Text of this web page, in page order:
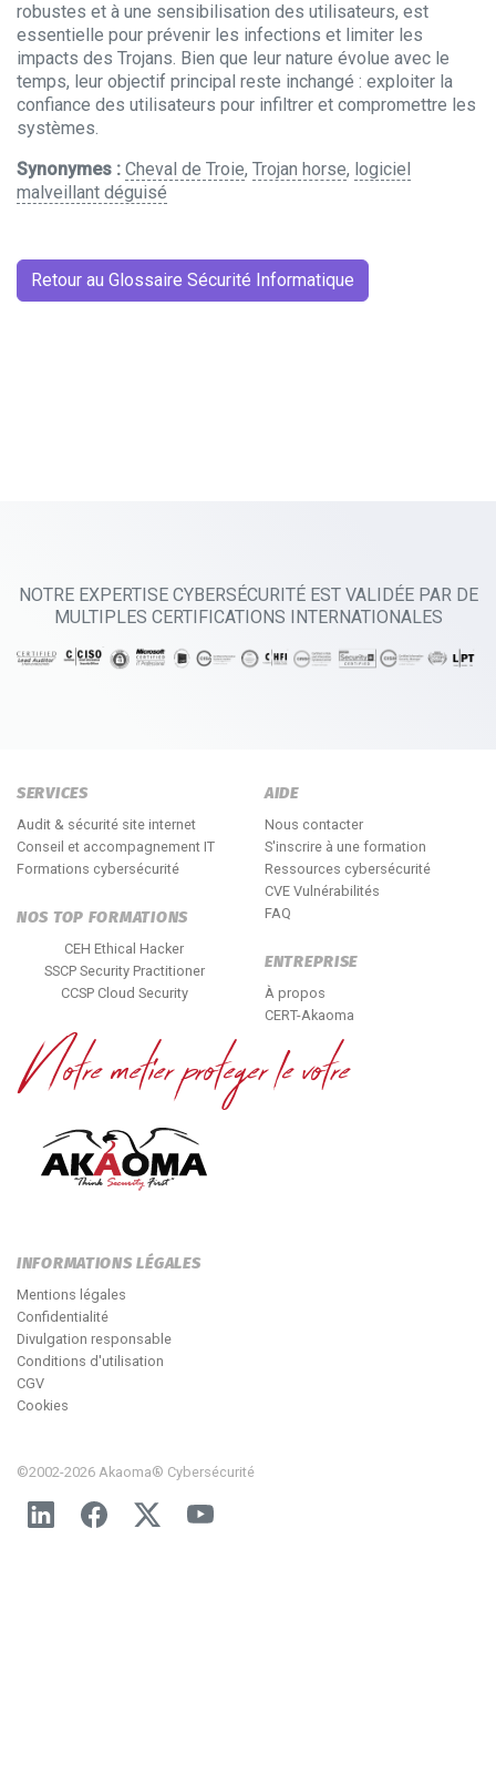
robustes et à une sensibilisation des utilisateurs, est
essentielle pour prévenir les infections et limiter les
impacts des Trojans. Bien que leur nature évolue avec le
temps, leur objectif principal reste inchangé : exploiter la
confiance des utilisateurs pour infiltrer et compromettre les
systèmes.
Synonymes : Cheval de Troie, Trojan horse, logiciel
malveillant déguisé
Retour au Glossaire Sécurité Informatique
NOTRE EXPERTISE CYBERSÉCURITÉ EST VALIDÉE PAR DE
MULTIPLES CERTIFICATIONS INTERNATIONALES
SERVICES
Audit & sécurité site internet
Conseil et accompagnement IT
Formations cybersécurité
NOS TOP FORMATIONS
CEH Ethical Hacker
SSCP Security Practitioner
CCSP Cloud Security
AIDE
Nous contacter
S'inscrire à une formation
Ressources cybersécurité
CVE Vulnérabilités
FAQ
ENTREPRISE
À propos
CERT-Akaoma
INFORMATIONS LÉGALES
Mentions légales
Confidentialité
Divulgation responsable
Conditions d'utilisation
CGV
Cookies
©2002-2026 Akaoma® Cybersécurité